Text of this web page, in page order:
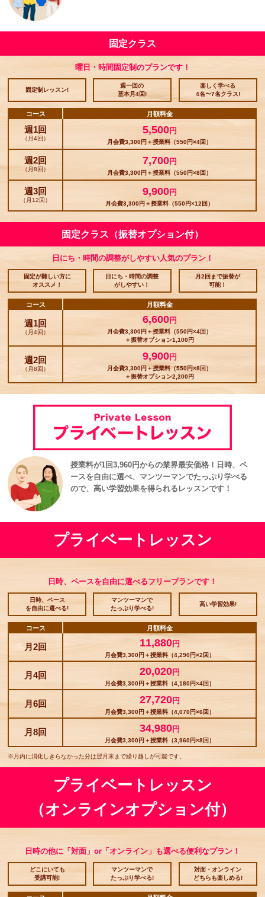
固定クラス
曜日・時間固定制のプランです！
固定制レッスン!
週一回の
基本月4回!
楽しく学べる
4名〜7名クラス!
コース 月額料金
週1回
（月4回）
5,500円
月会費3,300円＋授業料（550円×4回）
週2回
（月8回）
7,700円
月会費3,300円＋授業料（550円×8回）
週3回
（月12回）
9,900円
月会費3,300円＋授業料（550円×12回）
固定クラス（振替オプション付）
日にち・時間の調整がしやすい人気のプラン！
固定が難しい方に
オススメ！
日にち・時間の調整
がしやすい！
月2回まで振替が
可能！
コース 月額料金
週1回
（月4回）
6,600円
月会費3,300円＋授業料（550円×4回）
＋振替オプション1,100円
週2回
（月8回）
9,900円
月会費3,300円＋授業料（550円×8回）
＋振替オプション2,200円
授業料が1回3,960円からの業界最安価格！日時、ペ
ースを自由に選べ、マンツーマンでたっぷり学べる
ので、高い学習効果を得られるレッスンです！
プライベートレッスン
日時、ペースを自由に選べるフリープランです！
日時、ペース
を自由に選べる!
マンツーマンで
たっぷり学べる!
高い学習効果!
コース 月額料金
月2回 11,880円
月会費3,300円＋授業料（4,290円×2回）
月4回 20,020円
月会費3,300円＋授業料（4,180円×4回）
月6回 27,720円
月会費3,300円＋授業料（4,070円×6回）
月8回 34,980円
月会費3,300円＋授業料（3,960円×8回）
※月内に消化しきらなかった分は翌月末まで繰り越しが可能です。
プライベートレッスン
（オンラインオプション付）
日時の他に「対面」or「オンライン」も選べる便利なプラン！
どこにいても
受講可能!
マンツーマンで
たっぷり学べる!
対面・オンライン
どちらも楽しめる!